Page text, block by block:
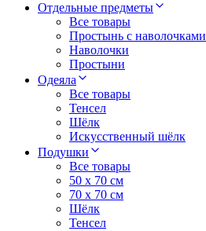
Отдельные предметы
Все товары
Простынь с наволочками
Наволочки
Простыни
Одеяла
Все товары
Тенсел
Шёлк
Искусственный шёлк
Подушки
Все товары
50 x 70 см
70 x 70 см
Шёлк
Тенсел